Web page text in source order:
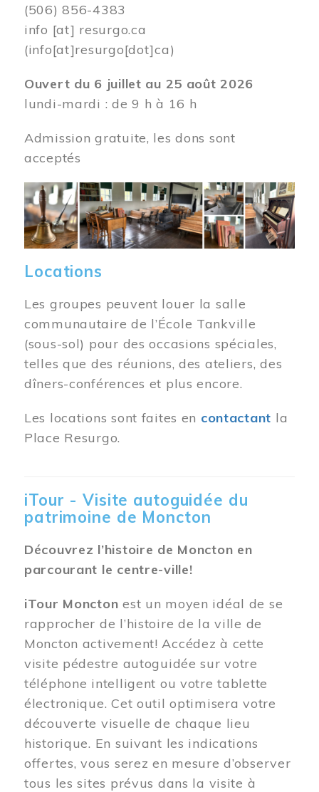
(506) 856-4383
info [at] resurgo.ca
(info[at]resurgo[dot]ca)
Ouvert du 6 juillet au 25 août 2026
lundi-mardi : de 9 h à 16 h
Admission gratuite, les dons sont
acceptés
Image
Locations
Les groupes peuvent louer la salle
communautaire de l’École Tankville
(sous-sol) pour des occasions spéciales,
telles que des réunions, des ateliers, des
dîners-conférences et plus encore.
Les locations sont faites en contactant la
Place Resurgo.
iTour - Visite autoguidée du
patrimoine de Moncton
Découvrez l’histoire de Moncton en
parcourant le centre-ville!
iTour Moncton est un moyen idéal de se
rapprocher de l’histoire de la ville de
Moncton activement! Accédez à cette
visite pédestre autoguidée sur votre
téléphone intelligent ou votre tablette
électronique. Cet outil optimisera votre
découverte visuelle de chaque lieu
historique. En suivant les indications
offertes, vous serez en mesure d’observer
tous les sites prévus dans la visite à